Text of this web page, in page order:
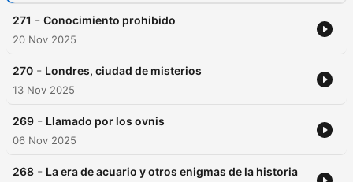
271 - Conocimiento prohibido
20 Nov 2025
270 - Londres, ciudad de misterios
13 Nov 2025
269 - Llamado por los ovnis
06 Nov 2025
268 - La era de acuario y otros enigmas de la historia